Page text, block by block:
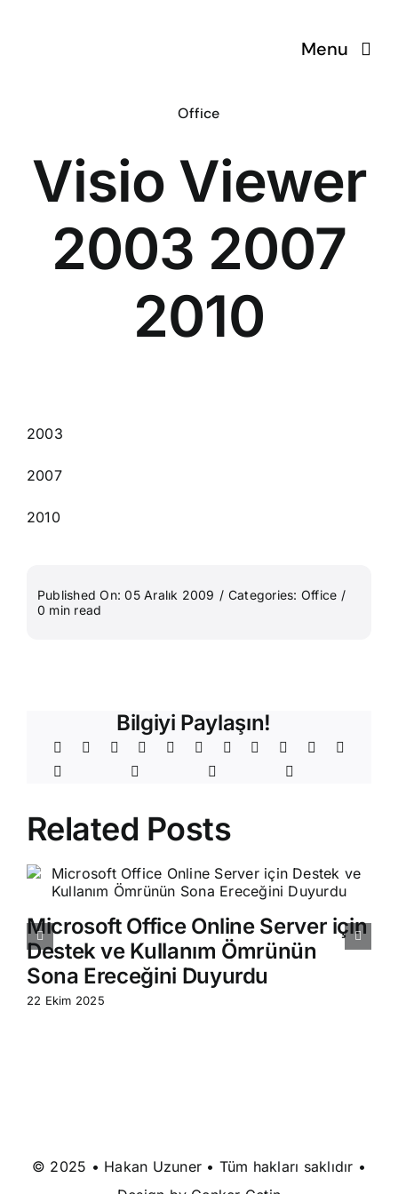
Menu
Office
Visio Viewer
2003 2007
2010
2003
2007
2010
Published On: 05 Aralık 2009 / Categories: Office /
0 min read
Bilgiyi Paylaşın!
Related Posts
Microsoft Office Online Server için
Destek ve Kullanım Ömrünün
Sona Ereceğini Duyurdu
22 Ekim 2025
© 2025 • Hakan Uzuner • Tüm hakları saklıdır •